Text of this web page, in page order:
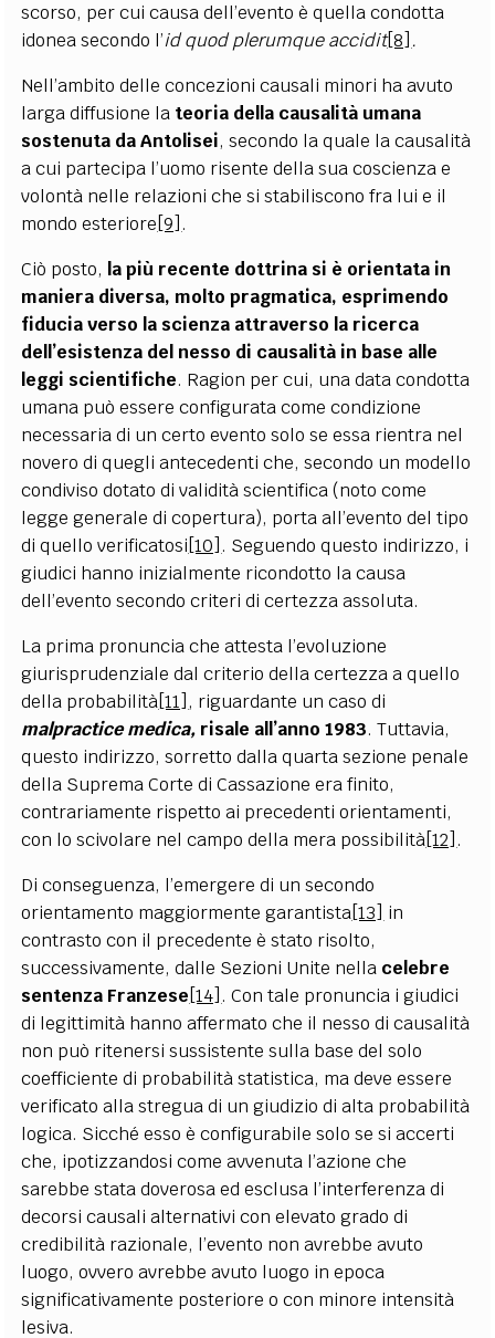
scorso, per cui causa dell’evento è quella condotta
idonea secondo l’id quod plerumque accidit[8] .
Nell’ambito delle concezioni causali minori ha avuto
larga diffusione la teoria della causalità umana
sostenuta da Antolisei, secondo la quale la causalità
a cui partecipa l’uomo risente della sua coscienza e
volontà nelle relazioni che si stabiliscono fra lui e il
mondo esteriore [9] .
Ciò posto, la più recente dottrina si è orientata in
maniera diversa, molto pragmatica, esprimendo
fiducia verso la scienza attraverso la ricerca
dell’esistenza del nesso di causalità in base alle
leggi scientifiche. Ragion per cui, una data condotta
umana può essere configurata come condizione
necessaria di un certo evento solo se essa rientra nel
novero di quegli antecedenti che, secondo un modello
condiviso dotato di validità scientifica (noto come
legge generale di copertura), porta all’evento del tipo
di quello verificatosi [10] . Seguendo questo indirizzo, i
giudici hanno inizialmente ricondotto la causa
dell’evento secondo criteri di certezza assoluta.
La prima pronuncia che attesta l’evoluzione
giurisprudenziale dal criterio della certezza a quello
della probabilità [11] , riguardante un caso di
malpractice medica, risale all’anno 1983. Tuttavia,
questo indirizzo, sorretto dalla quarta sezione penale
della Suprema Corte di Cassazione era finito,
contrariamente rispetto ai precedenti orientamenti,
con lo scivolare nel campo della mera possibilità [12] .
Di conseguenza, l’emergere di un secondo
orientamento maggiormente garantista [13]
in
contrasto con il precedente è stato risolto,
successivamente, dalle Sezioni Unite nella celebre
sentenza Franzese [14] . Con tale pronuncia i giudici
di legittimità hanno affermato che il nesso di causalità
non può ritenersi sussistente sulla base del solo
coefficiente di probabilità statistica, ma deve essere
verificato alla stregua di un giudizio di alta probabilità
logica. Sicché esso è configurabile solo se si accerti
che, ipotizzandosi come avvenuta l’azione che
sarebbe stata doverosa ed esclusa l’interferenza di
decorsi causali alternativi con elevato grado di
credibilità razionale, l’evento non avrebbe avuto
luogo, ovvero avrebbe avuto luogo in epoca
significativamente posteriore o con minore intensità
lesiva.